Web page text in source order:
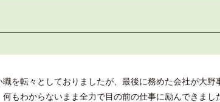
を転々としておりましたが、最後に務めた会社が大
もわからないまま全力で目の前の仕事に励んできまし